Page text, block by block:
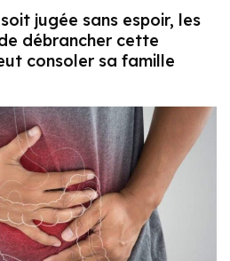
jugée sans espoir, les
débrancher cette
consoler sa famille